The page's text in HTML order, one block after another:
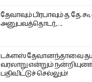
தேவாவும் பிரபாவும் த. தே. கூ
அனுபவத்தொடர்,….
டக்ளஸ் தேவானந்தாவை
வரலாறு என்றும்
பதிவிட்டுச் செல்லும்!